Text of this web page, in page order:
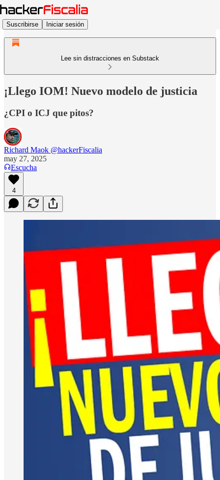
Suscribirse Iniciar sesión
Lee sin distracciones en Substack
¡Llego IOM! Nuevo modelo de justicia
¿CPI o ICJ que pitos?
Richard Maok @hackerFiscalia
may 27, 2025
Escucha
4